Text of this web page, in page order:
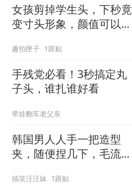
女孩剪掉学生头，下秒竟
变寸头形象，颜值可以支
趣拍匣子 1跟贴
手残党必看！3秒搞定丸
子头，谁扎谁好看
带娃翻车老父亲
韩国男人人手一把造型
夹，随便捏几下，毛流感
搞笑汪汪妹 1跟贴